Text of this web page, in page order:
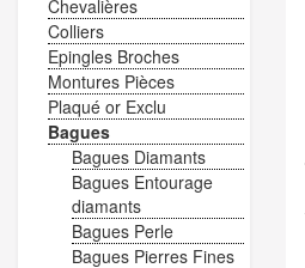
Chevalières
Colliers
Epingles Broches
Montures Pièces
Plaqué or Exclu
Bagues
Bagues Diamants
Bagues Entourage
diamants
Bagues Perle
Bagues Pierres Fines